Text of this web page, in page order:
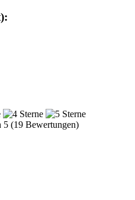
5 (19 Bewertungen)